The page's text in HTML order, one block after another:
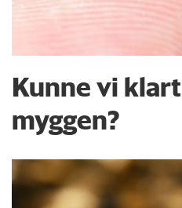
Kunne vi
myggen?